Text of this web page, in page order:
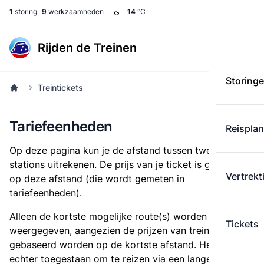
1 storing 9 werkzaamheden 14 °C
Rijden de Treinen
Tickets
Treintickets
Tariefeenheden
Op deze pagina kun je de afstand tussen twee
stations uitrekenen. De prijs van je ticket is gebaseerd
op deze afstand (die wordt gemeten in
tariefeenheden).
Alleen de kortste mogelijke route(s) worden
weergegeven, aangezien de prijzen van treintickets
gebaseerd worden op de kortste afstand. Het is
echter toegestaan om te reizen via een langere route,